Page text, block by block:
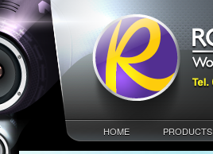
HOME PRODUCTS